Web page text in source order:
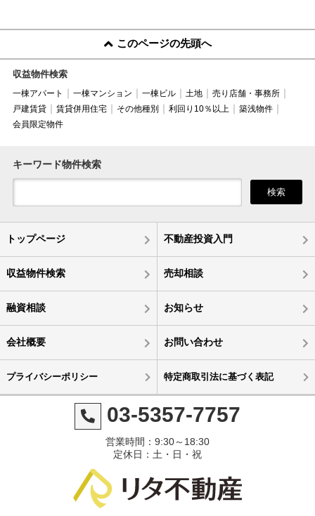
このページの先頭へ
収益物件検索
一棟アパート 一棟マンション 一棟ビル 土地
売り店舗・事務所
戸建賃貸
賃貸併用住宅 その他種別 利回り10％以上
築浅物件
会員限定物件
キーワード物件検索
検索
トップページ 不動産投資入門
収益物件検索 売却相談
融資相談 お知らせ
会社概要 お問い合わせ
プライバシーポリシー 特定商取引法に基づく表記
03-5357-7757
営業時間：9:30～18:30
定休日：土・日・祝